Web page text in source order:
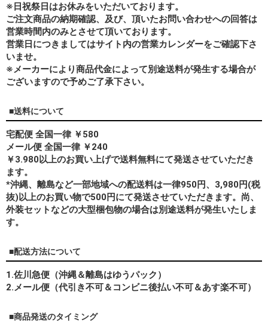
※日祝祭日はお休みをいただいております。
ご注文商品の納期確認、及び、頂いたお問い合わせへの回答は
営業時間内のみとさせて頂いております。
営業日につきましてはサイト内の営業カレンダーをご確認下さ
いませ。
※メーカーにより商品代金によって別途送料が発生する場合が
ございますので予めご了承下さい。
■送料について
宅配便 全国一律 ￥580
メール便 全国一律 ￥240
￥3.980以上のお買い上げで送料無料にて発送させていただき
ます。
*沖縄、離島など一部地域への配送料は一律950円、3,980円(税
抜)以上のお買い物で500円にて発送させていただきます。尚、
外装セットなどの大型梱包物の場合は別途送料が発生いたしま
す。
■配送方法について
1.佐川急便（沖縄＆離島はゆうパック）
2.メール便（代引き不可＆コンビニ後払い不可＆あす楽不可）
■商品発送のタイミング